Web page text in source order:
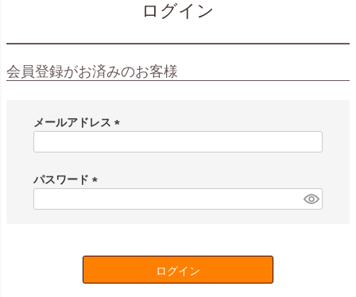
ログイン
会員登録がお済みのお客様
メールアドレス
)
パスワード
ログイン